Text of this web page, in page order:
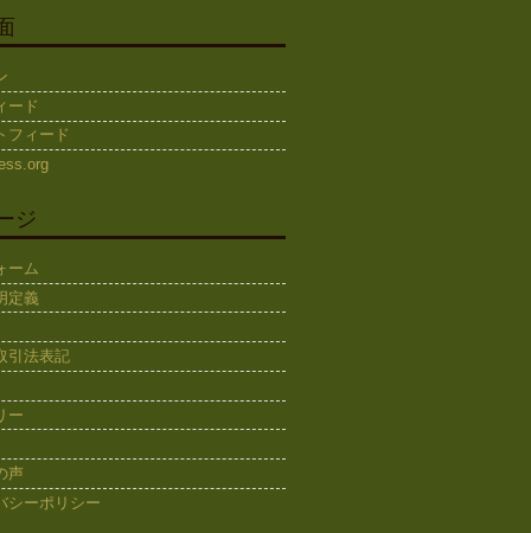
ード
フィード
ジ
ーム
定義
引法表記
ー
声
シーポリシー